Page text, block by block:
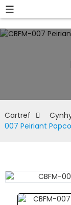
Cartref
007 Peiriant